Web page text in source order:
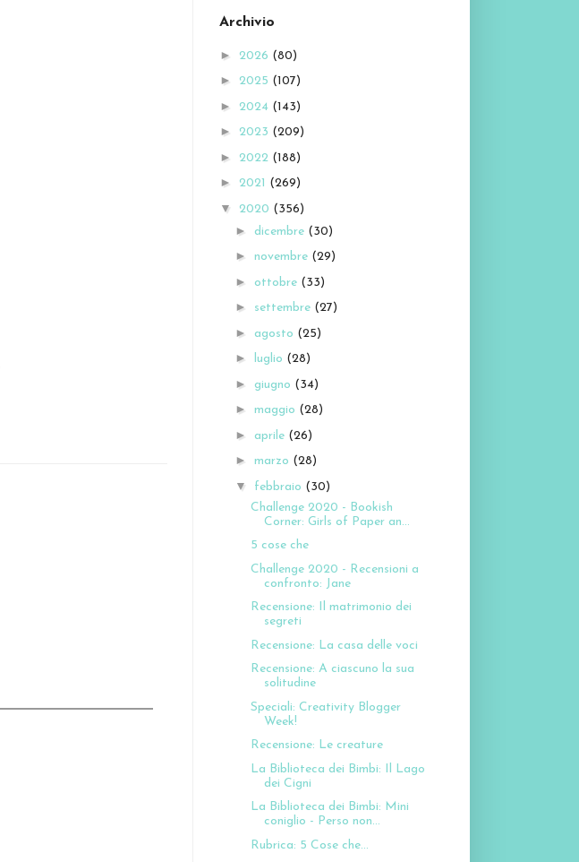
Archivio
► 2026 (80)
► 2025 (107)
► 2024 (143)
► 2023 (209)
► 2022 (188)
► 2021 (269)
▼ 2020 (356)
► dicembre (30)
► novembre (29)
► ottobre (33)
► settembre (27)
► agosto (25)
► luglio (28)
► giugno (34)
► maggio (28)
► aprile (26)
► marzo (28)
▼ febbraio (30)
Challenge 2020 - Bookish
Corner: Girls of Paper an...
5 cose che
Challenge 2020 - Recensioni a
confronto: Jane
Recensione: Il matrimonio dei
segreti
Recensione: La casa delle voci
Recensione: A ciascuno la sua
solitudine
Speciali: Creativity Blogger
Week!
Recensione: Le creature
La Biblioteca dei Bimbi: Il Lago
dei Cigni
La Biblioteca dei Bimbi: Mini
coniglio - Perso non...
Rubrica: 5 Cose che...